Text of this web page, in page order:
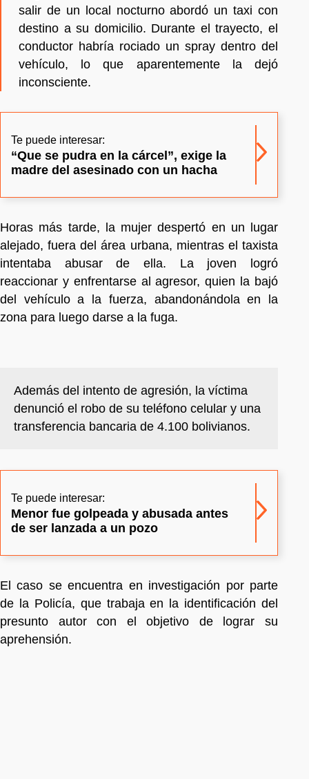
salir de un local nocturno abordó un taxi con
destino a su domicilio. Durante el trayecto, el
conductor habría rociado un spray dentro del
vehículo, lo que aparentemente la dejó
inconsciente.
Te puede interesar:
“Que se pudra en la cárcel”, exige la
madre del asesinado con un hacha
Horas más tarde, la mujer despertó en un lugar
alejado, fuera del área urbana, mientras el taxista
intentaba abusar de ella. La joven logró
reaccionar y enfrentarse al agresor, quien la bajó
del vehículo a la fuerza, abandonándola en la
zona para luego darse a la fuga.
Además del intento de agresión, la víctima
denunció el robo de su teléfono celular y una
transferencia bancaria de 4.100 bolivianos.
Te puede interesar:
Menor fue golpeada y abusada antes
de ser lanzada a un pozo
El caso se encuentra en investigación por parte
de la Policía, que trabaja en la identificación del
presunto autor con el objetivo de lograr su
aprehensión.